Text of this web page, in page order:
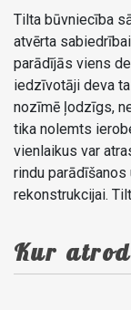
Tilta būvniecība
atvērta
parādījās viens
iedzīvotāji deva
nozīmē ļodzīgs,
tika nolemts
vienlaikus var
rindu
rekonstrukcijai.
Kur